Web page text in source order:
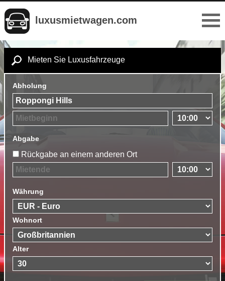
luxusmietwagen.com
Mieten Sie Luxusfahrzeuge
Abholung
Abgabe
Rückgabe an einem anderen Ort
Währung
Wohnort
Alter